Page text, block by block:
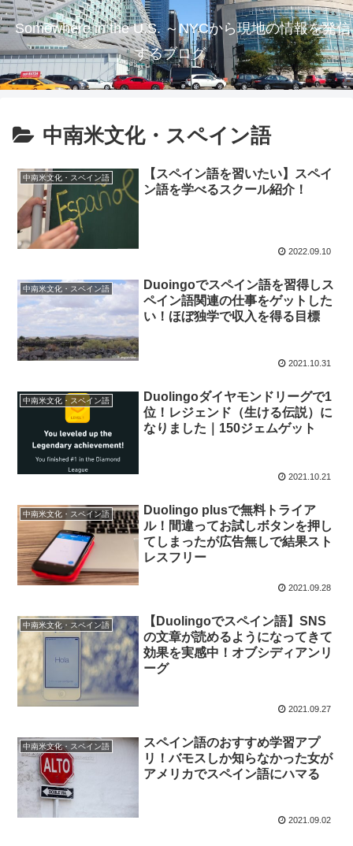
Somewhere in the U.S. ～NYCから現地の情報を発信
するブログ
中南米文化・スペイン語
中南米文化・スペイン語
【スペイン語を習いたい】スペイ
ン語を学べるスクール紹介！
2022.09.10
中南米文化・スペイン語
Duoingoでスペイン語を習得しス
ペイン語関連の仕事をゲットした
い！ほぼ独学で収入を得る目標
2021.10.31
中南米文化・スペイン語
Duolingoダイヤモンドリーグで1
位！レジェンド（生ける伝説）に
なりました｜150ジェムゲット
2021.10.21
中南米文化・スペイン語
Duolingo plusで無料トライア
ル！間違ってお試しボタンを押し
てしまったが広告無しで結果スト
レスフリー
2021.09.28
中南米文化・スペイン語
【Duolingoでスペイン語】SNS
の文章が読めるようになってきて
効果を実感中！オブシディアンリ
ーグ
2021.09.27
中南米文化・スペイン語
スペイン語のおすすめ学習アプ
リ！バモスしか知らなかった女が
アメリカでスペイン語にハマる
2021.09.02